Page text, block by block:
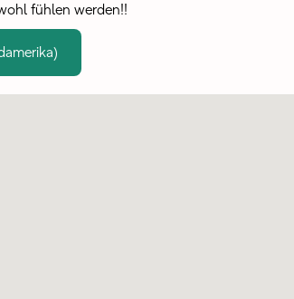
fühlen werden!!